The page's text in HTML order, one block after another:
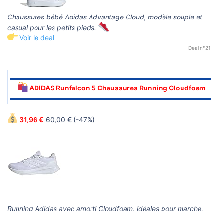
Chaussures bébé Adidas Advantage Cloud, modèle souple et
casual pour les petits pieds.
Voir le deal
Deal n°21
▬▬▬▬▬▬▬▬▬▬▬▬▬▬▬▬▬▬▬▬▬▬▬▬▬▬▬▬▬▬
ADIDAS Runfalcon 5 Chaussures Running Cloudfoam
▬▬▬▬▬▬▬▬▬▬▬▬▬▬▬▬▬▬▬▬▬▬▬▬▬▬▬▬▬▬
31,96 € 60,00 €(-47%)
Running Adidas avec amorti Cloudfoam, idéales pour marche,